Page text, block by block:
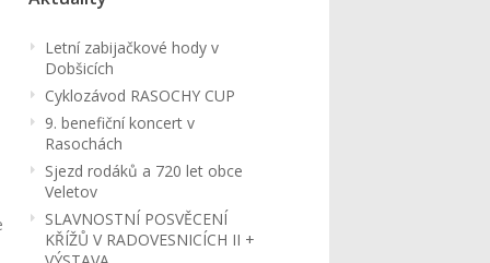
Letní zabijačkové hody v
Dobšicích
Cyklozávod RASOCHY CUP
9. benefiční koncert v
Rasochách
Sjezd rodáků a 720 let obce
Veletov
SLAVNOSTNÍ POSVĚCENÍ
KŘÍŽŮ V RADOVESNICÍCH II +